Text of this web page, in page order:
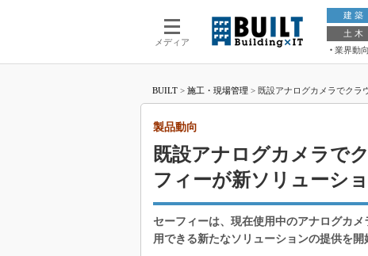
メディア
建 築
土 木
業界動向
BUILT > 施工・現場管理 > 既設アナログカメラでク
既設アナログカメラで
フィーが新ソリューシ
製品動向
セーフィーは、現在使用中のアナログカ
用できる新たなソリューションの提供を開